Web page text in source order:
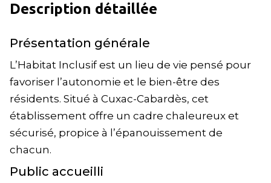
Description détaillée
Présentation générale
L’Habitat Inclusif est un lieu de vie pensé pour
favoriser l’autonomie et le bien-être des
résidents. Situé à Cuxac-Cabardès, cet
établissement offre un cadre chaleureux et
sécurisé, propice à l’épanouissement de
chacun.
Public accueilli